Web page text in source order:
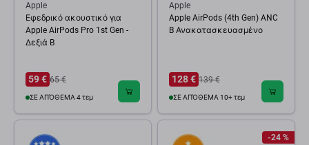
Apple
Εφεδρικό ακουστικό για
Apple AirPods Pro 1st Gen -
Δεξιά B
59 € 65 €
ΣΕ ΑΠΌΘΕΜΑ 4 τεμ
Apple
Apple AirPods (4th Gen) ANC
B Ανακατασκευασμένο
128 € 139 €
ΣΕ ΑΠΌΘΕΜΑ 10+ τεμ
-24 %